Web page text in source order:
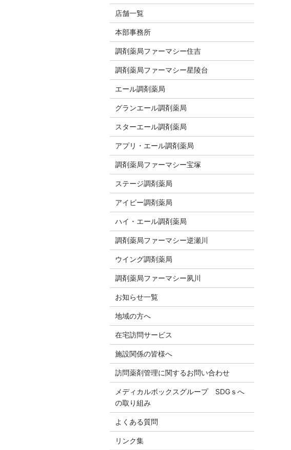
店舗一覧
本部事務所
調剤薬局ファーマシー住吉
調剤薬局ファーマシー星陵台
エール調剤薬局
グランエール調剤薬局
スターエール調剤薬局
アプリ・エール調剤薬局
調剤薬局ファーマシー宝塚
ステージ調剤薬局
アイビー調剤薬局
ハイ・エール調剤薬局
調剤薬局ファーマシー逆瀬川
ウイング調剤薬局
調剤薬局ファーマシー夙川
お知らせ一覧
地域の方へ
在宅訪問サービス
施設関係の皆様へ
訪問薬剤管理に関するお問い合わせ
メディカルボックスグループ SDGｓへ
の取り組み
よくある質問
リンク集